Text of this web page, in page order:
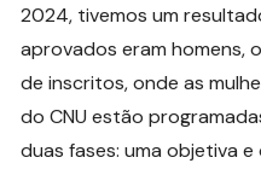
2024, tivemos um
aprovados eram homens,
de inscritos, onde as
do CNU estão
duas fases: uma objetiva